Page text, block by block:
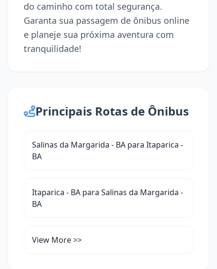
do caminho com total segurança.
Garanta sua passagem de ônibus online
e planeje sua próxima aventura com
tranquilidade!
Principais Rotas de Ônibus
Salinas da Margarida - BA para Itaparica -
BA
Itaparica - BA para Salinas da Margarida -
BA
View More >>